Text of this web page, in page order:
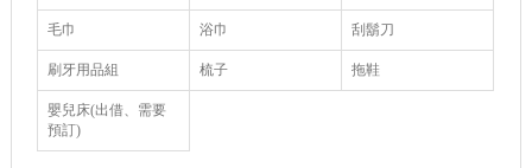
毛巾 浴巾 刮鬍刀
刷牙用品組 梳子 拖鞋
嬰兒床(出借、需要
預訂)